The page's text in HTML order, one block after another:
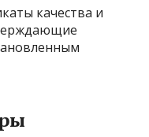
качества и